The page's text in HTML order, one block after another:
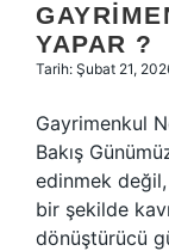
YAPAR ?
Tarih: Şubat 21,
Gayrimenkul
Bakış
edinmek değil,
bir şekilde
dönüştürücü